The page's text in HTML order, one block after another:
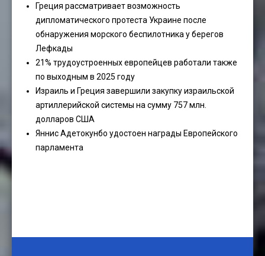
Греция рассматривает возможность
дипломатического протеста Украине после
обнаружения морского беспилотника у берегов
Лефкады
21% трудоустроенных европейцев работали также
по выходным в 2025 году
Израиль и Греция завершили закупку израильской
артиллерийской системы на сумму 757 млн.
долларов США
Яннис Адетокунбо удостоен награды Европейского
парламента